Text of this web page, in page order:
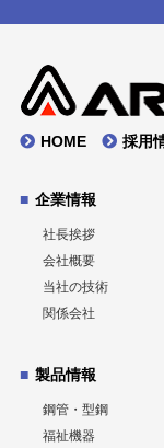
HOME 採用
企業情報
社長挨拶
会社概要
当社の技術
関係会社
製品情報
鋼管・型鋼
福祉機器